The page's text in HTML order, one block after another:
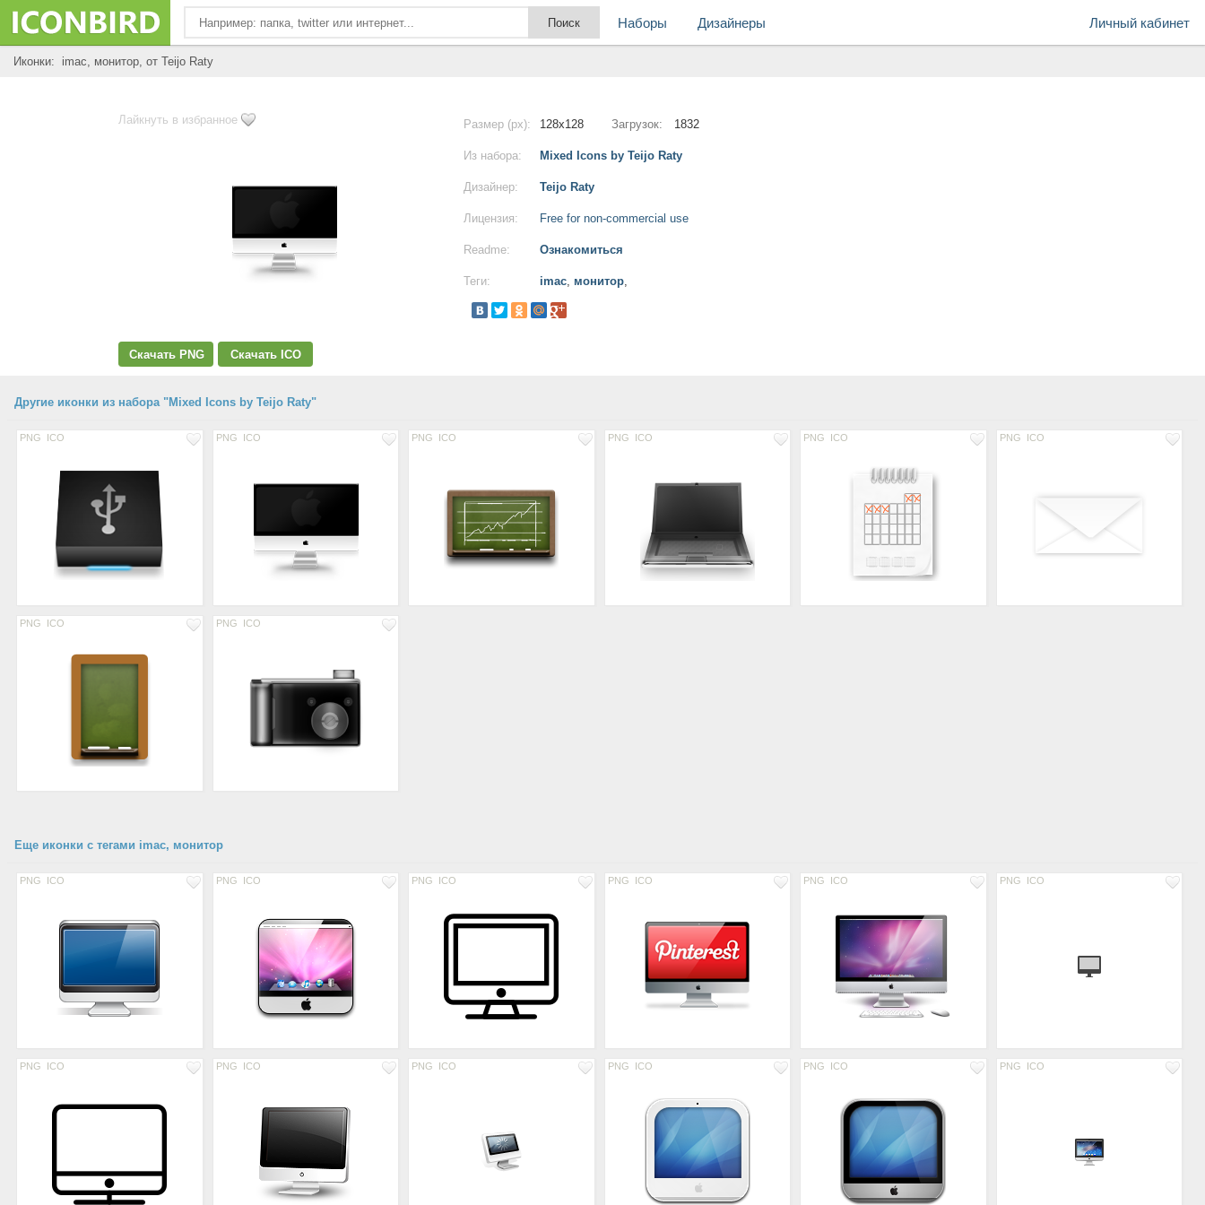
Личный кабинет
Наборы Дизайнеры
Иконки: imac, монитор, от Teijo Raty
Лайкнуть в избранное
Скачать PNG Скачать ICO
Размер (px): 128x128 Загрузок: 1832
Из набора: Mixed Icons by Teijo Raty
Дизайнер: Teijo Raty
Лицензия: Free for non-commercial use
Readme: Ознакомиться
Теги: imac, монитор,
Другие иконки из набора "Mixed Icons by Teijo Raty"
PNG ICO PNG ICO PNG ICO PNG ICO PNG ICO PNG ICO
PNG ICO PNG ICO
Еще иконки с тегами imac, монитор
PNG ICO PNG ICO PNG ICO PNG ICO PNG ICO PNG ICO
PNG ICO PNG ICO PNG ICO PNG ICO PNG ICO PNG ICO